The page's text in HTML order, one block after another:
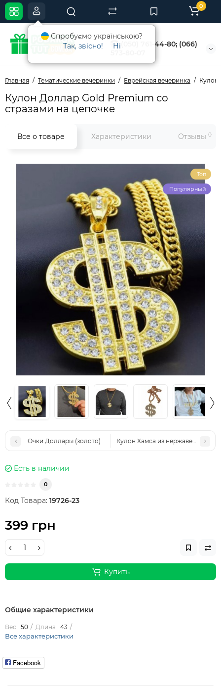
(050) 761-44-80; (066)
0
Главная Тематические вечеринки Еврейская вечеринка Кулон
Кулон Доллар Gold Premium со
стразами на цепочке
Все о товаре Характеристики Отзывы 0
Топ
Популярный
Очки Доллары (золото) Кулон Хамса из нержавеющей
Есть в наличии
0
Код Товара: 19726-23
399 грн
Купить
Общие характеристики
Вес 50 Длина 43
Все характеристики
Facebook
Спробуємо українською?
Так, звісно!
Ні